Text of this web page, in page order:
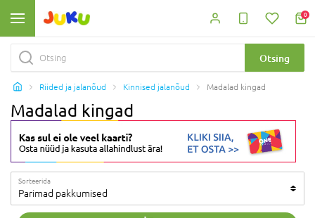
0
Otsing
Riided ja jalanõud Kinnised jalanõud Madalad kingad
Madalad kingad
Sorteerida
Parimad pakkumised